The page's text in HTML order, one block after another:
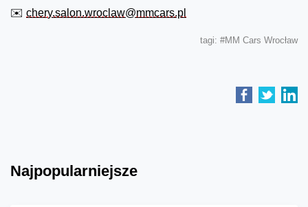
✉️ chery.salon.wroclaw@mmcars.pl
tagi: #MM Cars Wrocław
Najpopularniejsze